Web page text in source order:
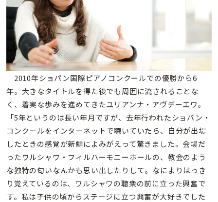
2010年ショパン国際ピアノコンクールでの優勝から6
年。大きなタイトルを得た後でも周囲に流されることな
く、着実な歩みを進めてきたユリアンナ・アヴデーエワ。
「5年というのは長い年月ですが、去年行われたショパン・
コンクールをインターネットで聴いていたら、自分が出場
したときの感覚が新鮮によみがえって驚きました。会場だ
ったワルシャワ・フィルハーモニーホールの、教会のよう
な独特の匂いなんかも思い出したりして。なによりはっき
り覚えているのは、ワルシャワの聴衆の前に立った興奮で
す。私は子供の頃からステージに立つ興奮が大好きでした